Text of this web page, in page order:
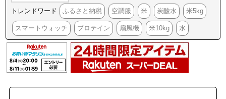
トレンドワード ふるさと納税 空調服 米 炭酸水 米5kg
スマートウォッチ プロテイン 扇風機 米10kg 水